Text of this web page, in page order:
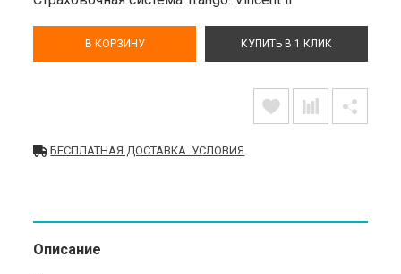
В КОРЗИНУ КУПИТЬ В 1 КЛИК
БЕСПЛАТНАЯ ДОСТАВКА. УСЛОВИЯ
Описание